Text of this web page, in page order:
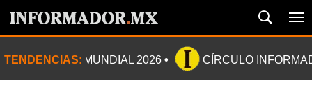
TENDENCIAS: MUNDIAL 2026 CÍRCULO